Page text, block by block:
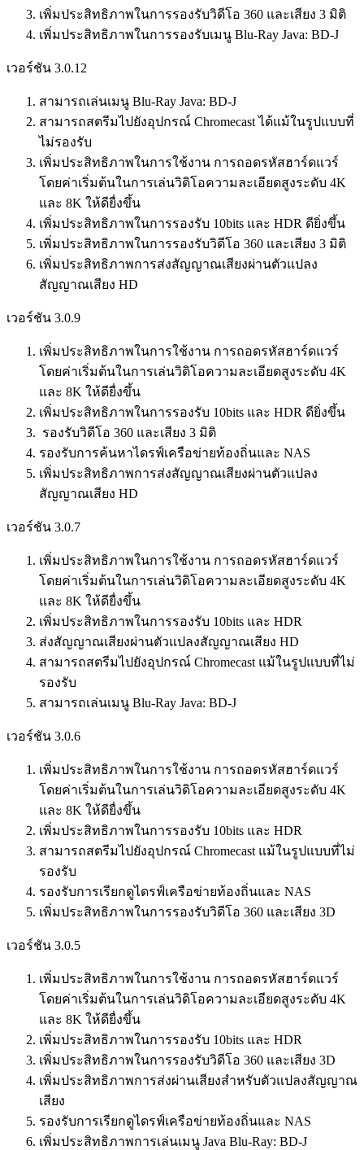
เพิ่มประสิทธิภาพในการรองรับวิดีโอ 360 และเสียง 3 มิติ
เพิ่มประสิทธิภาพในการรองรับเมนู Blu-Ray Java: BD-J
เวอร์ชัน 3.0.12
สามารถเล่นเมนู Blu-Ray Java: BD-J
สามารถสตรีมไปยังอุปกรณ์ Chromecast ได้แม้ในรูปแบบที่
ไม่รองรับ
เพิ่มประสิทธิภาพในการใช้งาน การถอดรหัสฮาร์ดแวร์
โดยค่าเริ่มต้นในการเล่นวิดิโอความละเอียดสูงระดับ 4K
และ 8K ให้ดียื่งขึ้น
เพิ่มประสิทธิภาพในการรองรับ 10bits และ HDR ดียิ่งขึ้น
เพิ่มประสิทธิภาพในการรองรับวิดีโอ 360 และเสียง 3 มิติ
เพิ่มประสิทธิภาพการส่งสัญญาณเสียงผ่านตัวแปลง
สัญญาณเสียง HD
เวอร์ชัน 3.0.9
เพิ่มประสิทธิภาพในการใช้งาน การถอดรหัสฮาร์ดแวร์
โดยค่าเริ่มต้นในการเล่นวิดิโอความละเอียดสูงระดับ 4K
และ 8K ให้ดียื่งขึ้น
เพิ่มประสิทธิภาพในการรองรับ 10bits และ HDR ดียิ่งขึ้น
รองรับวิดีโอ 360 และเสียง 3 มิติ
รองรับการค้นหาไดรฟ์เครือข่ายท้องถิ่นและ NAS
เพิ่มประสิทธิภาพการส่งสัญญาณเสียงผ่านตัวแปลง
สัญญาณเสียง HD
เวอร์ชัน 3.0.7
เพิ่มประสิทธิภาพในการใช้งาน การถอดรหัสฮาร์ดแวร์
โดยค่าเริ่มต้นในการเล่นวิดิโอความละเอียดสูงระดับ 4K
และ 8K ให้ดียื่งขึ้น
เพิ่มประสิทธิภาพในการรองรับ 10bits และ HDR
ส่งสัญญาณเสียงผ่านตัวแปลงสัญญาณเสียง HD
สามารถสตรีมไปยังอุปกรณ์ Chromecast แม้ในรูปแบบที่ไม่
รองรับ
สามารถเล่นเมนู Blu-Ray Java: BD-J
เวอร์ชัน 3.0.6
เพิ่มประสิทธิภาพในการใช้งาน การถอดรหัสฮาร์ดแวร์
โดยค่าเริ่มต้นในการเล่นวิดิโอความละเอียดสูงระดับ 4K
และ 8K ให้ดียื่งขึ้น
เพิ่มประสิทธิภาพในการรองรับ 10bits และ HDR
สามารถสตรีมไปยังอุปกรณ์ Chromecast แม้ในรูปแบบที่ไม่
รองรับ
รองรับการเรียกดูไดรฟ์เครือข่ายท้องถิ่นและ NAS
เพิ่มประสิทธิภาพในการรองรับวิดีโอ 360 และเสียง 3D
เวอร์ชัน 3.0.5
เพิ่มประสิทธิภาพในการใช้งาน การถอดรหัสฮาร์ดแวร์
โดยค่าเริ่มต้นในการเล่นวิดิโอความละเอียดสูงระดับ 4K
และ 8K ให้ดียื่งขึ้น
เพิ่มประสิทธิภาพในการรองรับ 10bits และ HDR
เพิ่มประสิทธิภาพในการรองรับวิดีโอ 360 และเสียง 3D
เพิ่มประสิทธิภาพการส่งผ่านเสียงสำหรับตัวแปลงสัญญาณ
เสียง
รองรับการเรียกดูไดรฟ์เครือข่ายท้องถิ่นและ NAS
เพิ่มประสิทธิภาพการเล่นเมนู Java Blu-Ray: BD-J